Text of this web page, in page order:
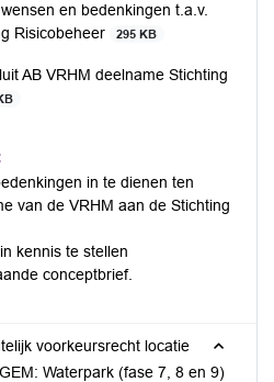
en bedenkingen t.a.v.
Risicobeheer
295 KB
AB VRHM deelname Stichting
in te dienen ten
van de VRHM aan de Stichting
kennis te stellen
conceptbrief.
voorkeursrecht locatie
Waterpark (fase 7, 8 en 9)